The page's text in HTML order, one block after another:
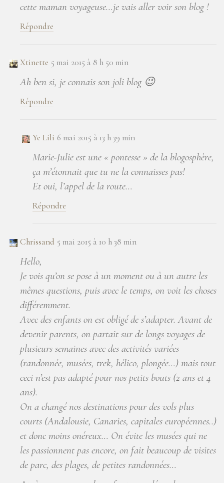
cette maman voyageuse…je vais aller voir son blog !
Répondre
Xtinette 5 mai 2015 à 8 h 50 min
Ah ben si, je connais son joli blog 😉
Répondre
Ye Lili 6 mai 2015 à 13 h 39 min
Marie-Julie est une « pontesse » de la blogosphère,
ça m’étonnait que tu ne la connaisses pas!
Et oui, l’appel de la route…
Répondre
Chrissand 5 mai 2015 à 10 h 38 min
Hello,
Je vois qu’on se pose à un moment ou à un autre les
mêmes questions, puis avec le temps, on voit les choses
différemment.
Avec des enfants on est obligé de s’adapter. Avant de
devenir parents, on partait sur de longs voyages de
plusieurs semaines avec des activités variées
(randonnée, musées, trek, hélico, plongée…) mais tout
ceci n’est pas adapté pour nos petits bouts (2 ans et 4
ans).
On a changé nos destinations pour des vols plus
courts (Andalousie, Canaries, capitales européennes..)
et donc moins onéreux… On évite les musées qui ne
les passionnent pas encore, on fait beaucoup de visites
de parc, des plages, de petites randonnées…